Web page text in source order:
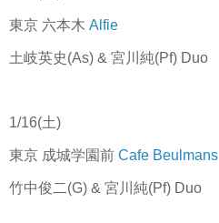
東京 六本木 Alfie
土岐英史(As) & 宮川純(Pf) Duo
1/16(土)
東京 成城学園前 Cafe Beulmans
竹中俊二(G) & 宮川純(Pf) Duo